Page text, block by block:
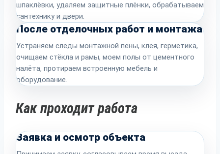
шпаклёвки, удаляем защитные плёнки, обрабатываем
сантехнику и двери.
После отделочных работ и монтажа
Устраняем следы монтажной пены, клея, герметика,
очищаем стёкла и рамы, моем полы от цементного
налёта, протираем встроенную мебель и
оборудование.
Как проходит работа
Заявка и осмотр объекта